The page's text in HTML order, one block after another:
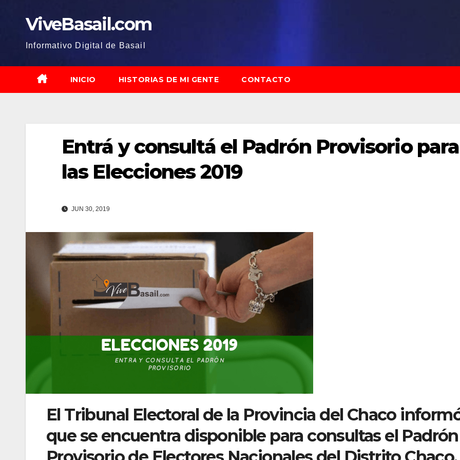
ViveBasail.com
Informativo Digital de Basail
INICIO HISTORIAS DE MI GENTE CONTACTO
Entrá y consultá el Padrón Provisorio para
las Elecciones 2019
JUN 30, 2019
El Tribunal Electoral de la Provincia del Chaco
que se encuentra disponible para consultas el Padrón